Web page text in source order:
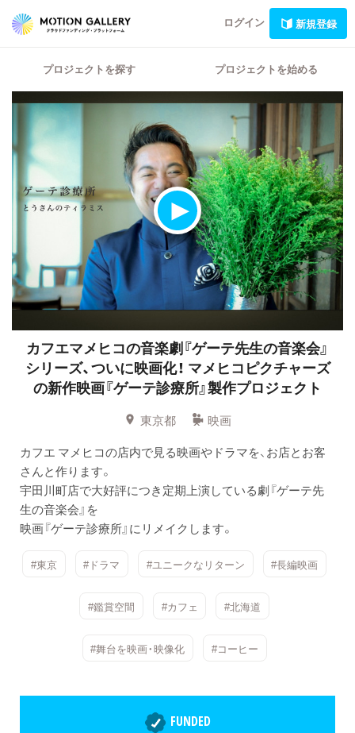
ログイン 新規登録
プロジェクトを探す プロジェクトを始める
カフエマメヒコの音楽劇『ゲーテ先生の音楽会』
シリーズ、ついに映画化！ マメヒコピクチャーズ
の新作映画『ゲーテ診療所』製作プロジェクト
東京都
映画
カフエ マメヒコの店内で見る映画やドラマを、お店とお客
さんと作ります。
宇田川町店で大好評につき定期上演している劇『ゲーテ先
生の音楽会』を
映画『ゲーテ診療所』にリメイクします。
#東京 #ドラマ #ユニークなリターン #長編映画
#鑑賞空間 #カフェ #北海道
#舞台を映画・映像化 #コーヒー
FUNDED